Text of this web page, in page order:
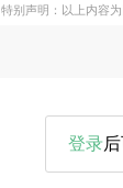
特别声明：以上内容
登录